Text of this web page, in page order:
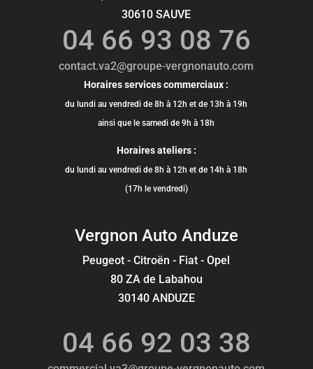
30610 SAUVE
04 66 93 08 76
contact.va2@groupe-vergnonauto.com
Horaires services commerciaux :
du lundi au vendredi de 8h à 12h et de 13h à 19h
ainsi que le samedi de 9h à 18h
Horaires ateliers :
du lundi au vendredi de 8h à 12h et de 14h à 18h
(17h le vendredi)
Vergnon Auto Anduze
Peugeot - Citroën - Fiat - Opel
80 ZA de Labahou
30140 ANDUZE
04 66 92 03 38